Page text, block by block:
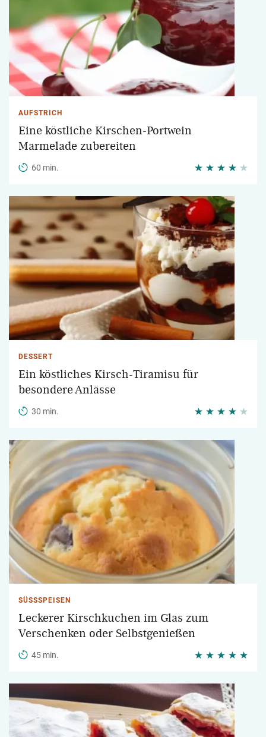
AUFSTRICH
Eine köstliche Kirschen-Portwein
Marmelade zubereiten
60 min.
DESSERT
Ein köstliches Kirsch-Tiramisu für
besondere Anlässe
30 min.
SÜSSSPEISEN
Leckerer Kirschkuchen im Glas zum
Verschenken oder Selbstgenießen
45 min.